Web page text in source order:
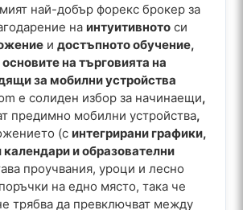
най-добър форекс брокер за
на интуитивнотоси
и достъпното обучение,
на търговията на
за мобилни устройства
е солиден избор за начинаещи,
предимно мобилни устройства,
(с интегрирани графики,
и образователни
проучвания, уроци и лесно
на едно място, така че
трябва да превключват между